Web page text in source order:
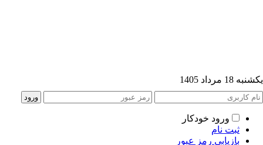
18 مرداد 1405
ورود خودکار
ثبت نام
بازیابی رمز عبور